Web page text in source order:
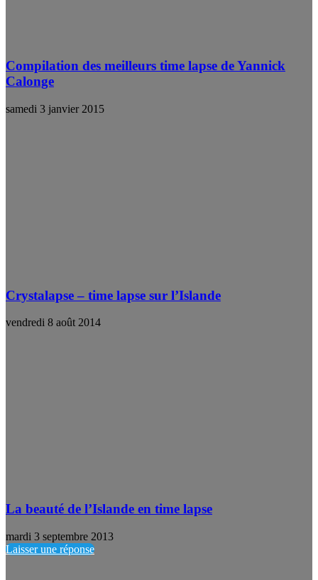
Compilation des meilleurs time lapse de Yannick
Calonge
samedi 3 janvier 2015
Crystalapse – time lapse sur l’Islande
vendredi 8 août 2014
La beauté de l’Islande en time lapse
mardi 3 septembre 2013
Laisser une réponse